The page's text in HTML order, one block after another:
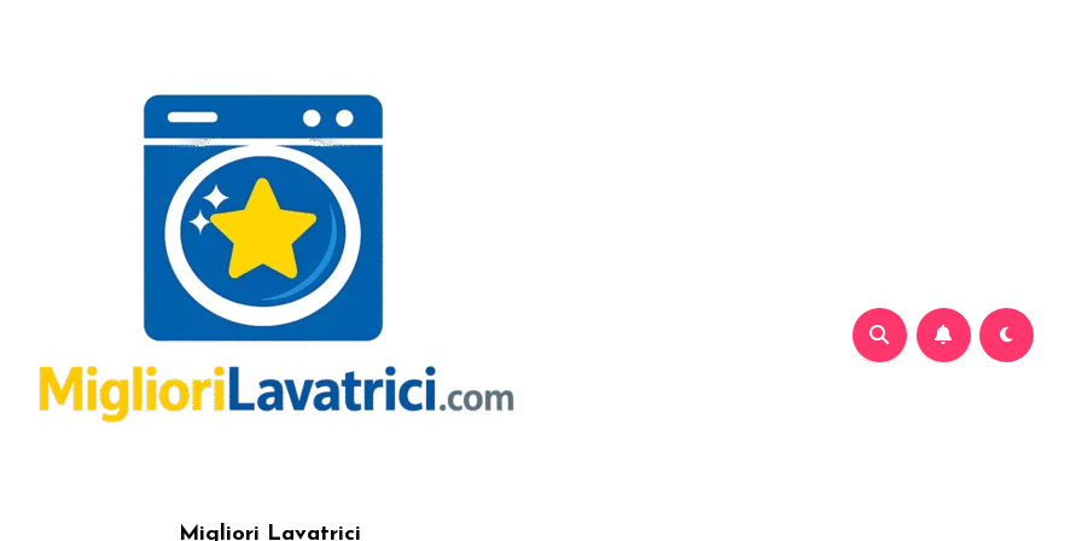
Migliori Lavatrici